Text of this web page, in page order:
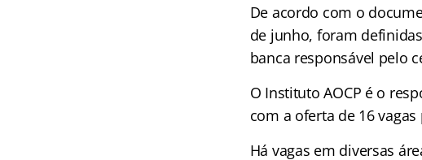
De acordo com o
de junho, foram
banca responsável pelo
O Instituto AOCP é o
com a oferta de 16
Há vagas em diversas